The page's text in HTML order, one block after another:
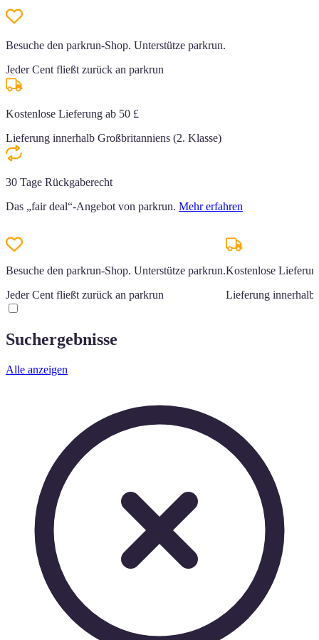
Besuche den parkrun-Shop. Unterstütze parkrun.
Jeder Cent fließt zurück an parkrun
Kostenlose Lieferung ab 50 £
Lieferung innerhalb Großbritanniens (2. Klasse)
30 Tage Rückgaberecht
Das „fair deal“-Angebot von parkrun. Mehr erfahren
Besuche den parkrun-Shop. Unterstütze parkrun.
Jeder Cent fließt zurück an parkrun
Kostenlose
Lieferung innerhalb
Suchergebnisse
Alle anzeigen